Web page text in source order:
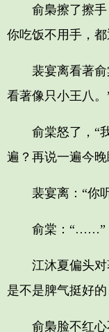
俞梟擦了擦
你吃饭不用手，
裴宴离看著
看著像只小王八。
俞棠怒了，“
遍？再说一遍今
裴宴离：“你
俞棠：“……”
江沐夏偏头
是不是脾气挺好
俞梟脸不红